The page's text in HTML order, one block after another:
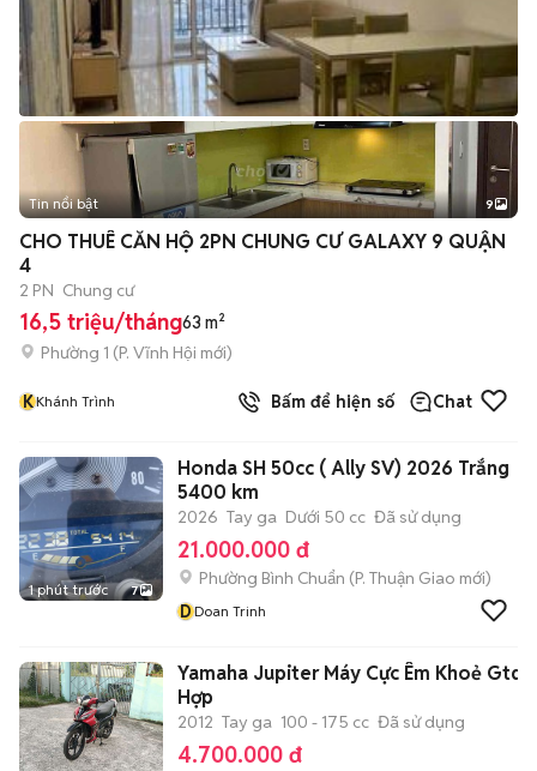
+2
Tin nổi bật 9
CHO THUÊ CĂN HỘ 2PN CHUNG CƯ GALAXY 9 QUẬN
4
2 PN Chung cư
16,5 triệu/tháng63 m²
Phường 1 (P. Vĩnh Hội mới)
KKhánh Trình Bấm để hiện số Chat
1 phút trước 7
Honda SH 50cc ( Ally SV) 2026 Trắng
5400 km
2026 Tay ga Dưới 50 cc Đã sử dụng
21.000.000 đ
Phường Bình Chuẩn (P. Thuận Giao mới)
DDoan Trinh
Yamaha Jupiter Máy Cực Êm Khoẻ
Hợp
2012 Tay ga 100 - 175 cc Đã sử dụng
4.700.000 đ